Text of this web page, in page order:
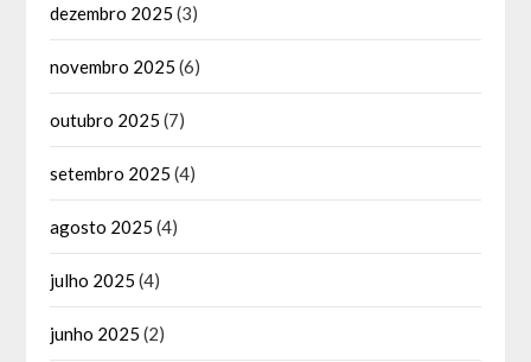
dezembro 2025 (3)
novembro 2025 (6)
outubro 2025 (7)
setembro 2025 (4)
agosto 2025 (4)
julho 2025 (4)
junho 2025 (2)